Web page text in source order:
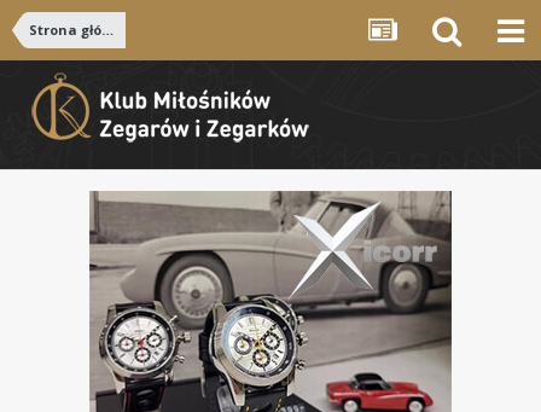
Strona główna